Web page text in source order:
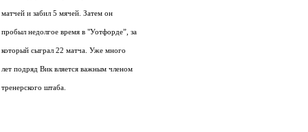
матчей и забил 5 мячей. Затем он
пробыл недолгое время в "Уотфорде”, за
который сыграл 22 матча. Уже много
лет подряд Вик вляется важным членом
тренерского штаба.